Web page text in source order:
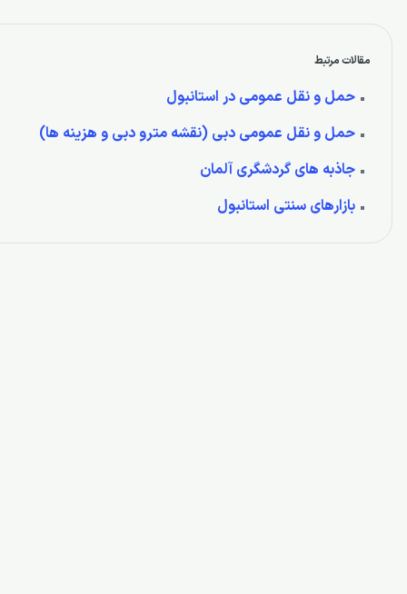
مقالات مرتبط
حمل و نقل عمومی در استانبول
حمل و نقل عمومی دبی (نقشه مترو دبی و هزینه ها)
جاذبه های گردشگری آلمان
بازارهای سنتی استانبول